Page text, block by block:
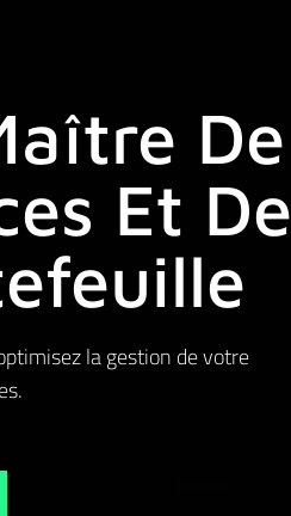
De
Et De
la gestion de votre